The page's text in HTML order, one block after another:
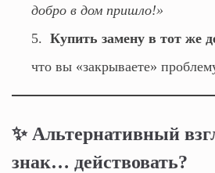
добро в дом пришло!»
Купить замену в тот же
что вы «закрываете»
✨ Альтернативный
знак… действовать?